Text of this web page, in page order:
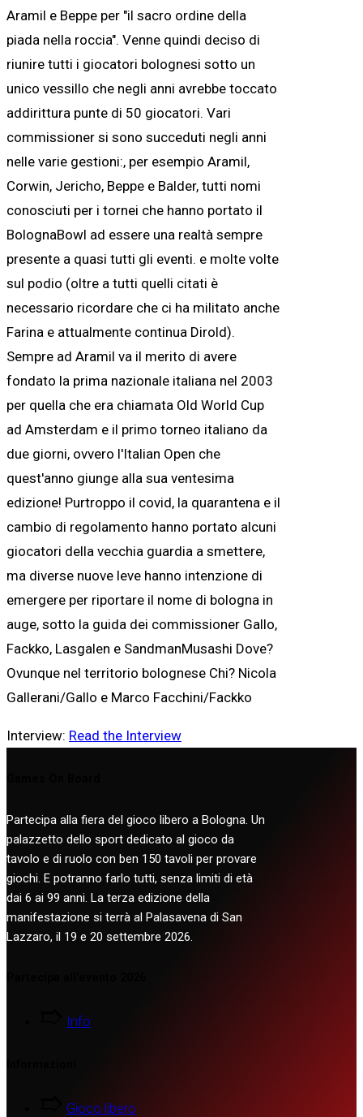
Aramil e Beppe per "il sacro ordine della
piada nella roccia". Venne quindi deciso di
riunire tutti i giocatori bolognesi sotto un
unico vessillo che negli anni avrebbe toccato
addirittura punte di 50 giocatori. Vari
commissioner si sono succeduti negli anni
nelle varie gestioni:, per esempio Aramil,
Corwin, Jericho, Beppe e Balder, tutti nomi
conosciuti per i tornei che hanno portato il
BolognaBowl ad essere una realtà sempre
presente a quasi tutti gli eventi. e molte volte
sul podio (oltre a tutti quelli citati è
necessario ricordare che ci ha militato anche
Farina e attualmente continua Dirold).
Sempre ad Aramil va il merito di avere
fondato la prima nazionale italiana nel 2003
per quella che era chiamata Old World Cup
ad Amsterdam e il primo torneo italiano da
due giorni, ovvero l'Italian Open che
quest'anno giunge alla sua ventesima
edizione! Purtroppo il covid, la quarantena e il
cambio di regolamento hanno portato alcuni
giocatori della vecchia guardia a smettere,
ma diverse nuove leve hanno intenzione di
emergere per riportare il nome di bologna in
auge, sotto la guida dei commissioner Gallo,
Fackko, Lasgalen e SandmanMusashi Dove?
Ovunque nel territorio bolognese Chi? Nicola
Gallerani/Gallo e Marco Facchini/Fackko
Interview: Read the Interview
Partecipa alla fiera del gioco libero a Bologna. Un
palazzetto dello sport dedicato al gioco da
tavolo e di ruolo con ben 150 tavoli per provare
giochi. E potranno farlo tutti, senza limiti di età
dai 6 ai 99 anni. La terza edizione della
manifestazione si terrà al Palasavena di San
Lazzaro, il 19 e 20 settembre 2026.
Info
Gioco libero